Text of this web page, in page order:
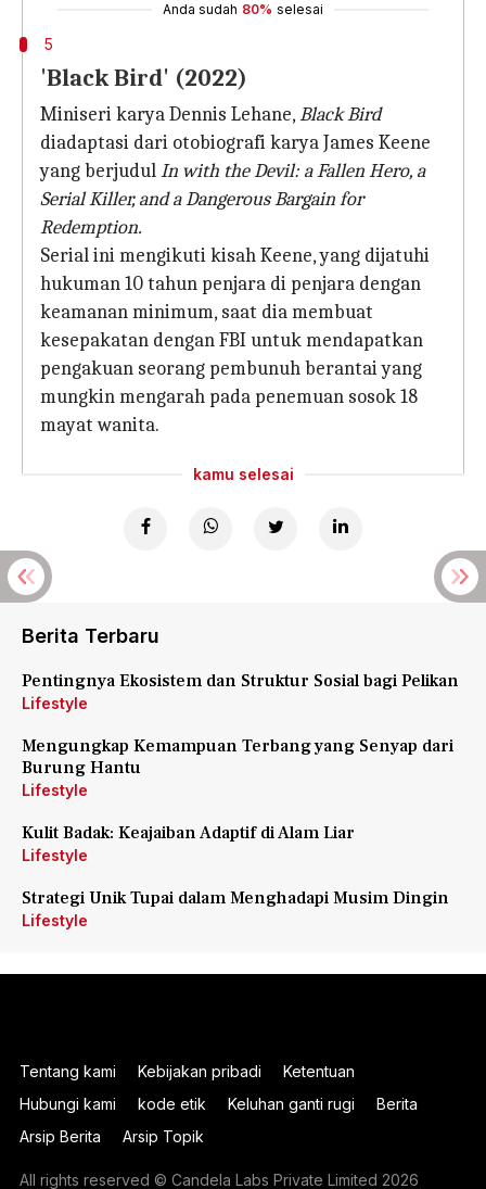
Anda sudah 80% selesai
5
'Black Bird' (2022)
Miniseri karya Dennis Lehane,Black Bird
diadaptasi dari otobiografi karya James Keene
yang berjudulIn with the Devil: a Fallen Hero, a
Serial Killer, and a Dangerous Bargain for
Redemption.
Serial ini mengikuti kisah Keene, yang dijatuhi
hukuman 10 tahun penjara di penjara dengan
keamanan minimum, saat dia membuat
kesepakatan dengan FBI untuk mendapatkan
pengakuan seorang pembunuh berantai yang
mungkin mengarah pada penemuan sosok 18
mayat wanita.
kamu selesai
Berita Terbaru
Pentingnya Ekosistem dan Struktur Sosial bagi Pelikan
Lifestyle
Mengungkap Kemampuan Terbang yang Senyap dari
Burung Hantu
Lifestyle
Kulit Badak: Keajaiban Adaptif di Alam Liar
Lifestyle
Strategi Unik Tupai dalam Menghadapi Musim Dingin
Lifestyle
Tentang kami Kebijakan pribadi
Ketentuan
Hubungi kami
kode etik Keluhan ganti rugi
Berita
Arsip Berita
Arsip Topik
All rights reserved © Candela Labs Private Limited 2026